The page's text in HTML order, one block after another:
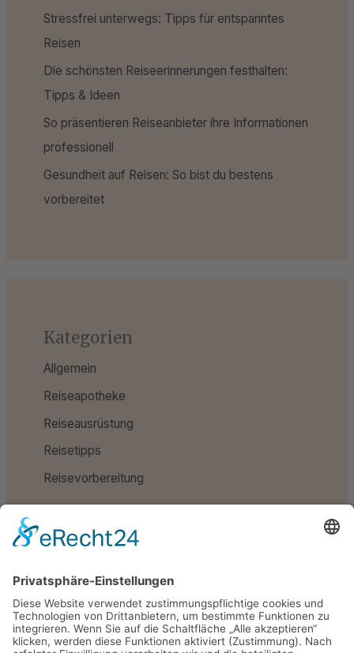
Stressfrei unterwegs: Tipps für entspanntes
Reisen
Die schönsten Reiseerinnerungen festhalten:
Tipps & Ideen
So präsentieren Reiseanbieter ihre Informationen
professionell
Gesundheit auf Reisen: So bist du bestens
vorbereitet
Kategorien
Allgemein
Reiseapotheke
Reiseausrüstung
Reisetipps
Reisevorbereitung
Schlagwörter
Reiseapotheke Reiseausrüstung Reisetipps